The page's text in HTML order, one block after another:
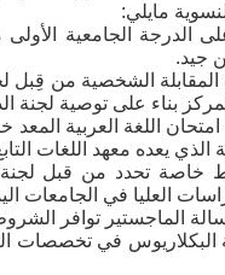
مايلي:
الدرجة الجامعية
جيد.
ة المقابلة الشخصية من
بناء على توصية لجنة
الذي يعده معهد اللغات
خاصة تحدد من قبل
العليا في الجامعات
في تخصصات